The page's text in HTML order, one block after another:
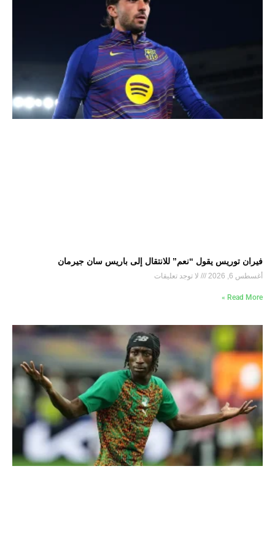
فيران توريس يقول “نعم” للانتقال إلى باريس سان جيرمان
أغسطس 6, 2026 لا توجد تعليقات
Read More »